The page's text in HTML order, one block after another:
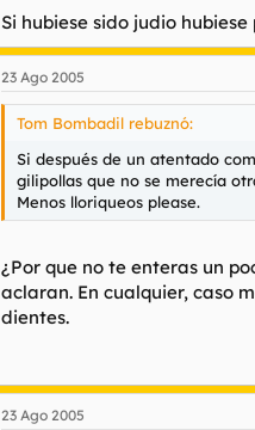
Si hubiese sido judio
23 Ago 2005
Tom Bombadil rebuznó:
Si después de un atentado
gilipollas que no se merecía
Menos lloriqueos please.
¿Por que no te enteras un
aclaran. En cualquier, caso
dientes.
23 Ago 2005